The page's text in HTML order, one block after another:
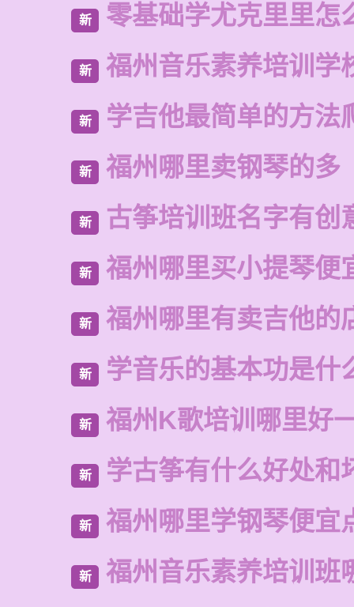
新 零基础学尤克里里怎
新 福州音乐素养培训学
新 学吉他最简单的方法
新 福州哪里卖钢琴的多
新 古筝培训班名字有创
新 福州哪里买小提琴便
新 福州哪里有卖吉他的
新 学音乐的基本功是什
新 福州K歌培训哪里好
新 学古筝有什么好处和
新 福州哪里学钢琴便宜
新 福州音乐素养培训班